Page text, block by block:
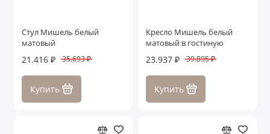
Стул Мишель белый
матовый
21.416 ₽ 35.693 ₽
Купить
Кресло Мишель белый
матовый в гостиную
23.937 ₽ 39.895 ₽
Купить